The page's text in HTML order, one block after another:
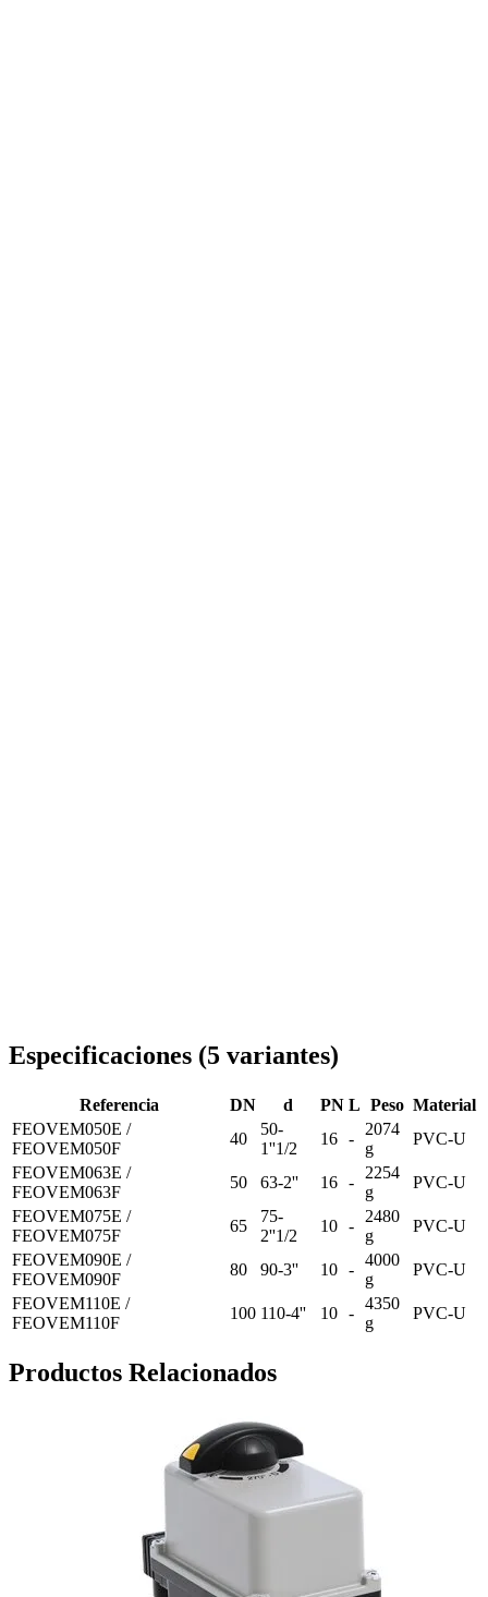
Especificaciones (5 variantes)
Referencia DN d PN L Peso Material
FEOVEM050E /
FEOVEM050F
40
50-
1''1/2
16 -
2074
g
PVC-U
FEOVEM063E /
FEOVEM063F
50 63-2'' 16 -
2254
g
PVC-U
FEOVEM075E /
FEOVEM075F
65
75-
2''1/2
10 -
2480
g
PVC-U
FEOVEM090E /
FEOVEM090F
80 90-3'' 10 -
4000
g
PVC-U
FEOVEM110E /
FEOVEM110F
100 110-4'' 10 -
4350
g
PVC-U
Productos Relacionados